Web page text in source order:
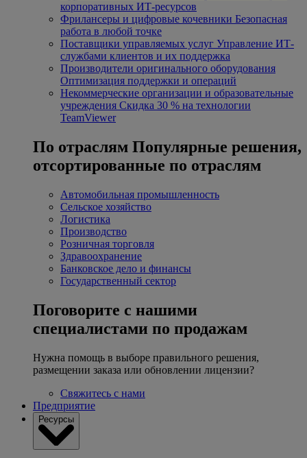
корпоративных ИТ-ресурсов
Фрилансеры и цифровые кочевники Безопасная
работа в любой точке
Поставщики управляемых услуг Управление ИТ-
службами клиентов и их поддержка
Производители оригинального оборудования
Оптимизация поддержки и операций
Некоммерческие организации и образовательные
учреждения Скидка 30 % на технологии
TeamViewer
По отраслям Популярные решения,
отсортированные по отраслям
Автомобильная промышленность
Сельское хозяйство
Логистика
Производство
Розничная торговля
Здравоохранение
Банковское дело и финансы
Государственный сектор
Поговорите с нашими
специалистами по продажам
Нужна помощь в выборе правильного решения,
размещении заказа или обновлении лицензии?
Свяжитесь с нами
Предприятие
Ресурсы